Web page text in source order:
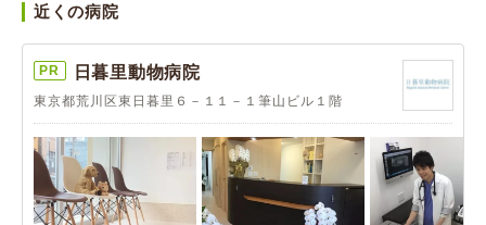
近くの病院
PR 日暮里動物病院
東京都荒川区東日暮里６－１１－１筆山ビル１階